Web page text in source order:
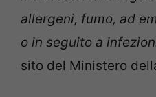
allergeni, fumo, ad
o in seguito a
sito del Ministero